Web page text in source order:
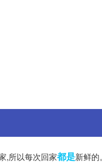
,所以每次回家都是新鲜